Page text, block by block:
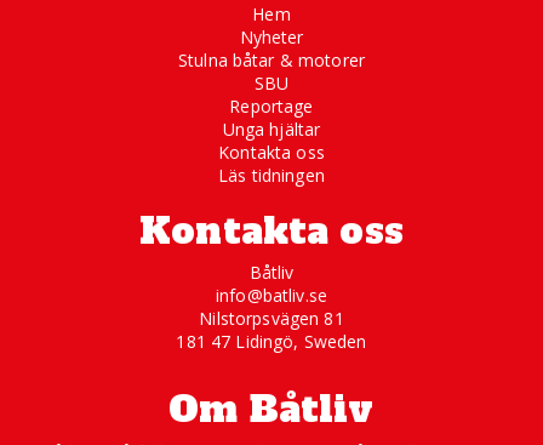
Hem
Nyheter
Stulna båtar & motorer
SBU
Reportage
Unga hjältar
Kontakta oss
Läs tidningen
Kontakta oss
Båtliv
info@batliv.se
Nilstorpsvägen 81
181 47 Lidingö, Sweden
Om Båtliv